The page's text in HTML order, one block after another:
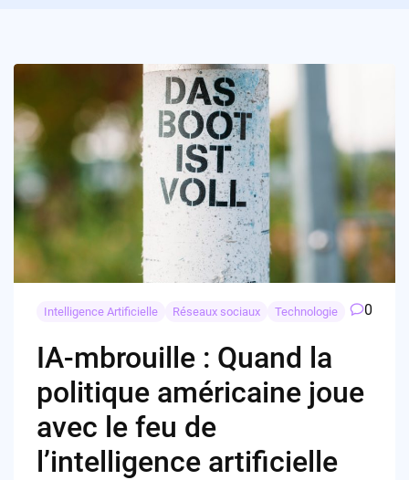
Intelligence Artificielle Réseaux sociaux Technologie 0
IA-mbrouille : Quand la
politique américaine joue
avec le feu de
l’intelligence artificielle